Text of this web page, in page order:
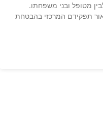
מטופל ובני משפחתו.
תפקידם המרכזי בהבטחת